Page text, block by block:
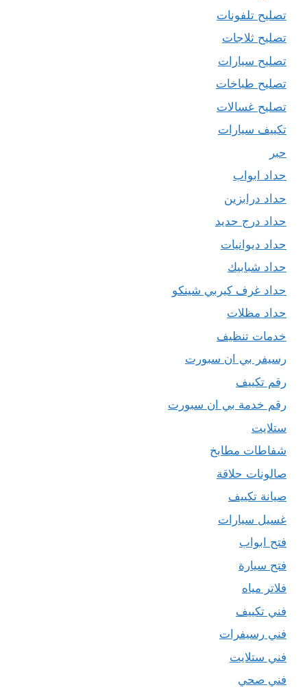
تصليح تلفونات
تصليح ثلاجات
تصليح سيارات
تصليح طباخات
تصليح غسالات
تكييف سيارات
حبر
حداد ابواب
حداد درابزين
حداد درج حديد
حداد ديوانيات
حداد شبابيك
حداد غرف كيربي شينكو
حداد مظلات
خدمات تنظيف
رسيفر بي ان سبورت
رقم تكييف
رقم خدمة بي ان سبورت
ستلايت
شفاطات مطابخ
صالونات حلاقة
صيانة تكييف
غسيل سيارات
فتح ابواب
فتح سيارة
فلاتر مياه
فني تكييف
فني رسيفرات
فني ستلايت
فني صحي